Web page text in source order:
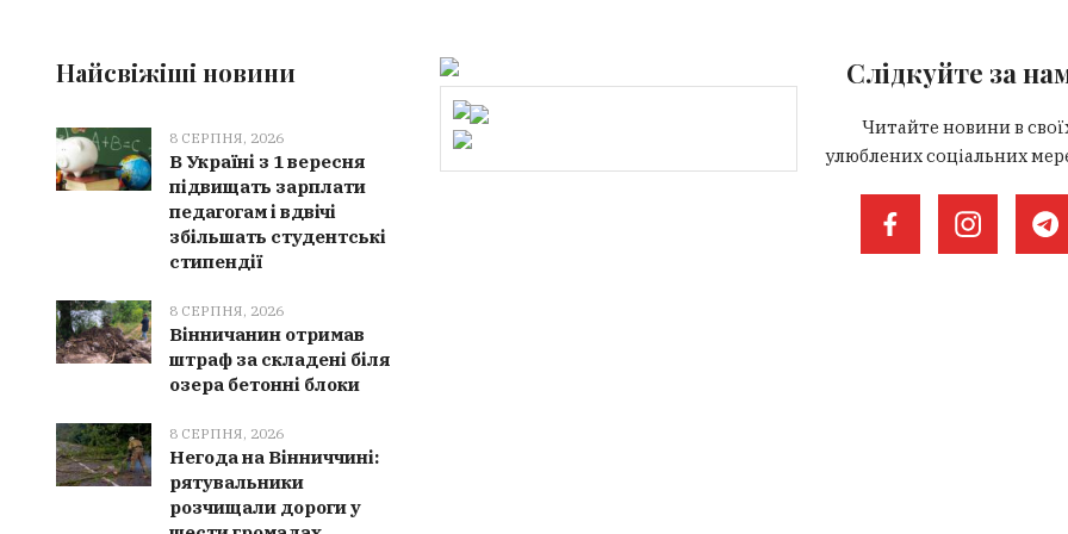
Найсвіжіші новини
8 СЕРПНЯ, 2026
В Україні з 1 вересня
підвищать зарплати
педагогам і вдвічі
збільшать студентські
стипендії
8 СЕРПНЯ, 2026
Вінничанин отримав
штраф за складені біля
озера бетонні блоки
8 СЕРПНЯ, 2026
Негода на Вінниччині:
рятувальники
розчищали дороги у
Слідкуйте за
Читайте новини в
улюблених соціальних